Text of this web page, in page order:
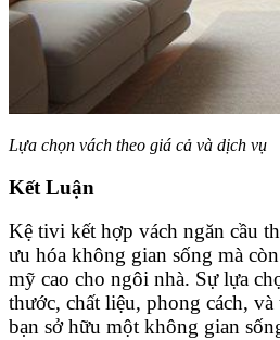
Lựa chọn vách theo giá cả và dịch vụ
Kết Luận
Kệ tivi kết hợp vách ngăn cầu
ưu hóa không gian sống mà
mỹ cao cho ngôi nhà. Sự lựa
thước, chất liệu, phong cách,
bạn sở hữu một không gian